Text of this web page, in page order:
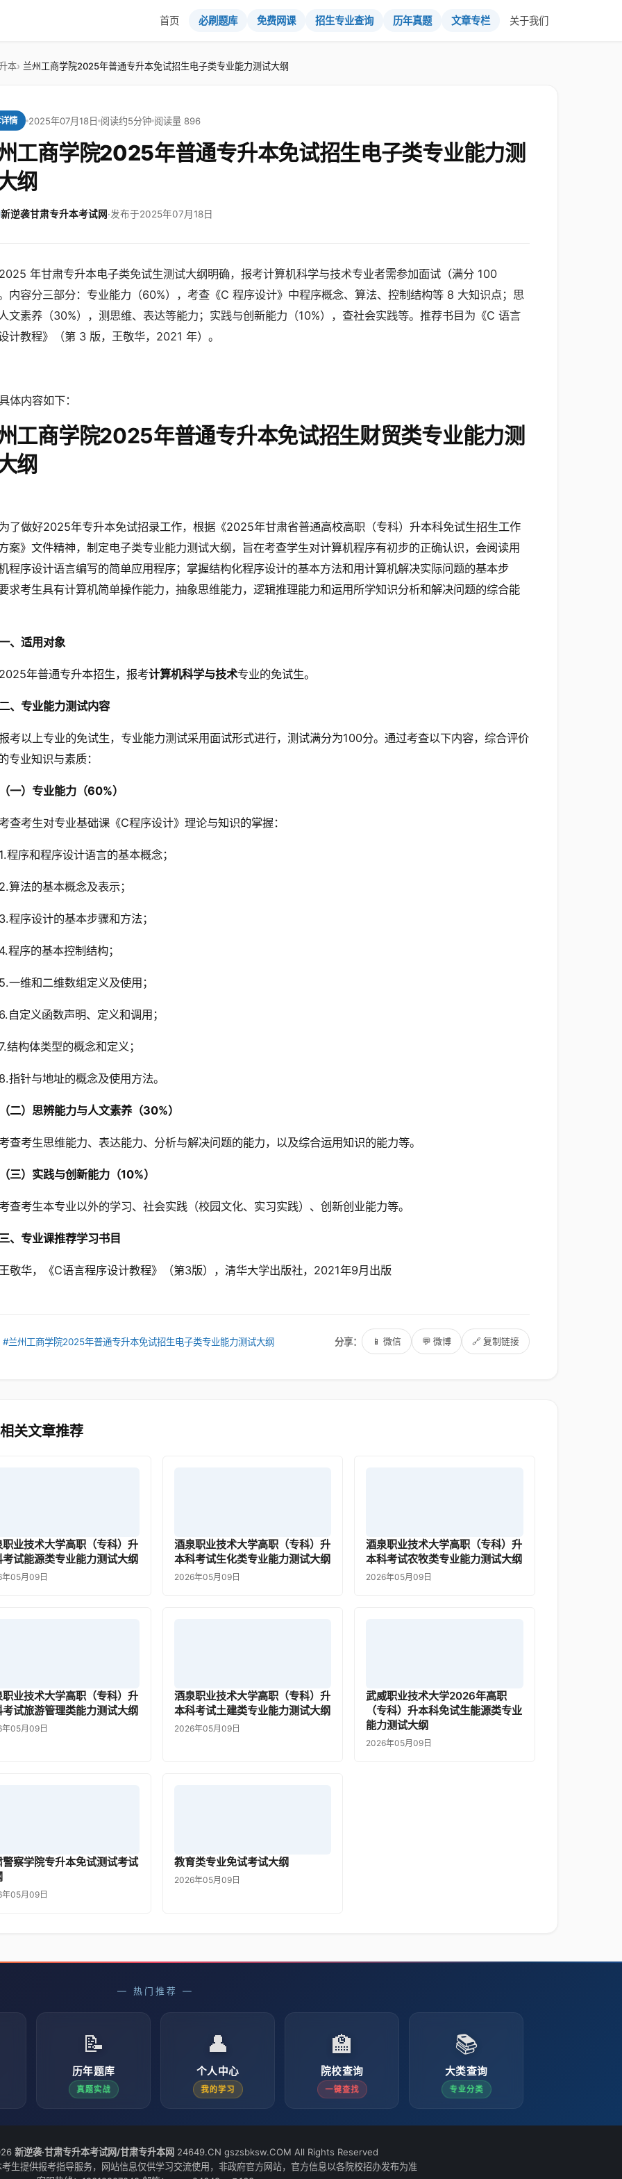
首页 必刷题库 免费网课 招生专业查询 历年真题 文章专栏 关于我们
本 兰州工商学院2025年普通专升本免试招生电子类专业能力测试大纲
情 2025年07月18日 阅读约5分钟 阅读量 896
工商学院2025年普通专升本免试招生电子类专业能力测
纲
新逆袭甘肃专升本考试网·发布于2025年07月18日
年甘肃专升本电子类免试生测试大纲明确，报考计算机科学与技术专业者需参加面试（满分 100
内容分三部分：专业能力（60%），考查《C 程序设计》中程序概念、算法、控制结构等 8 大知识点；思
文素养（30%），测思维、表达等能力；实践与创新能力（10%），查社会实践等。推荐书目为《C 语言
计教程》（第 3 版，王敬华，2021 年）。
体内容如下：
工商学院2025年普通专升本免试招生财贸类专业能力测
纲
了做好2025年专升本免试招录工作，根据《2025年甘肃省普通高校高职（专科）升本科免试生招生工作
案》文件精神，制定电子类专业能力测试大纲，旨在考查学生对计算机程序有初步的正确认识，会阅读用
程序设计语言编写的简单应用程序；掌握结构化程序设计的基本方法和用计算机解决实际问题的基本步
求考生具有计算机简单操作能力，抽象思维能力，逻辑推理能力和运用所学知识分析和解决问题的综合能
、适用对象
年普通专升本招生，报考计算机科学与技术专业的免试生。
、专业能力测试内容
考以上专业的免试生，专业能力测试采用面试形式进行，测试满分为100分。通过考查以下内容，综合评价
专业知识与素质：
一）专业能力（60%）
查考生对专业基础课《C程序设计》理论与知识的掌握：
程序和程序设计语言的基本概念；
算法的基本概念及表示；
程序设计的基本步骤和方法；
程序的基本控制结构；
一维和二维数组定义及使用；
自定义函数声明、定义和调用；
结构体类型的概念和定义；
指针与地址的概念及使用方法。
二）思辨能力与人文素养（30%）
查考生思维能力、表达能力、分析与解决问题的能力，以及综合运用知识的能力等。
三）实践与创新能力（10%）
查考生本专业以外的学习、社会实践（校园文化、实习实践）、创新创业能力等。
、专业课推荐学习书目
敬华，《C语言程序设计教程》（第3版），清华大学出版社，2021年9月出版
#兰州工商学院2025年普通专升本免试招生电子类专业能力测试大纲 分享： 📱 微信 💬 微博 🔗 复制链接
关文章推荐
职业技术大学高职（专科）升
考试能源类专业能力测试大纲
05月09日
酒泉职业技术大学高职（专科）升
本科考试生化类专业能力测试大纲
2026年05月09日
酒泉职业技术大学高职（专科）升
本科考试农牧类专业能力测试大纲
2026年05月09日
职业技术大学高职（专科）升
考试旅游管理类能力测试大纲
05月09日
酒泉职业技术大学高职（专科）升
本科考试土建类专业能力测试大纲
2026年05月09日
武威职业技术大学2026年高职
（专科）升本科免试生能源类专业
能力测试大纲
2026年05月09日
警察学院专升本免试测试考试
05月09日
教育类专业免试考试大纲
2026年05月09日
— 热门推荐 —
📝
历年题库
真题实战
👤
个人中心
我的学习
🏫
院校查询
一键查找
📚
大类查询
专业分类
新逆袭·甘肃专升本考试网/甘肃专升本网 24649.CN gszsbksw.COM All Rights Reserved
生提供报考指导服务，网站信息仅供学习交流使用，非政府官方网站，官方信息以各院校招办发布为准